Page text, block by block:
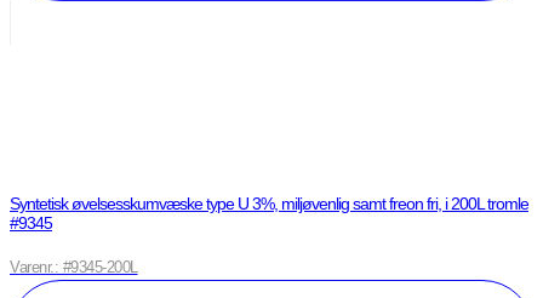
Syntetisk øvelsesskumvæske type U 3%, miljøvenlig samt freon fri, i 200L tromle
#9345
Varenr.: #9345-200L